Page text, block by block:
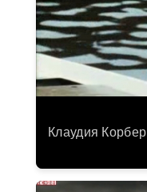
Клаудия Корбер